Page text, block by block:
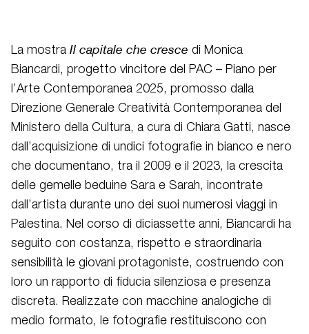
La mostra Il capitale che cresce di Monica
Biancardi, progetto vincitore del PAC – Piano per
l’Arte Contemporanea 2025, promosso dalla
Direzione Generale Creatività Contemporanea del
Ministero della Cultura, a cura di Chiara Gatti, nasce
dall’acquisizione di undici fotografie in bianco e nero
che documentano, tra il 2009 e il 2023, la crescita
delle gemelle beduine Sara e Sarah, incontrate
dall’artista durante uno dei suoi numerosi viaggi in
Palestina. Nel corso di diciassette anni, Biancardi ha
seguito con costanza, rispetto e straordinaria
sensibilità le giovani protagoniste, costruendo con
loro un rapporto di fiducia silenziosa e presenza
discreta. Realizzate con macchine analogiche di
medio formato, le fotografie restituiscono con